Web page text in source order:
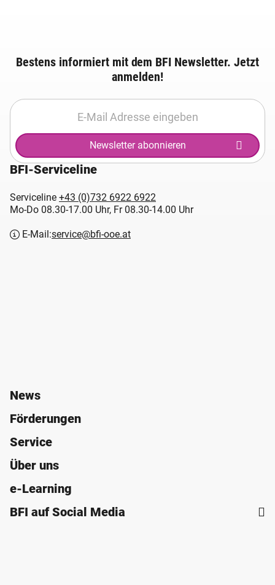
Bestens informiert mit dem BFI Newsletter. Jetzt
anmelden!
Newsletter abonnieren
BFI-Serviceline
Serviceline +43 (0)732 6922 6922
Mo-Do 08.30-17.00 Uhr, Fr 08.30-14.00 Uhr
E-Mail:service@bfi-ooe.at
News
Förderungen
Service
Über uns
e-Learning
BFI auf Social Media